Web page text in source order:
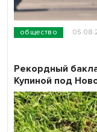
общество
Рекордный
Купиной под